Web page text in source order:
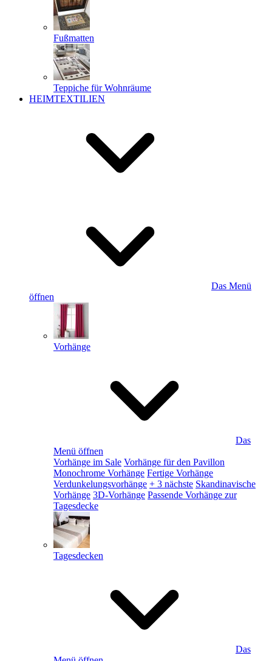
Fußmatten
Teppiche für Wohnräume
HEIMTEXTILIEN
Das Menü
öffnen
Vorhänge
Das
Menü öffnen
Vorhänge im Sale Vorhänge für den Pavillon
Monochrome Vorhänge Fertige Vorhänge
Verdunkelungsvorhänge + 3 nächste Skandinavische
Vorhänge 3D-Vorhänge Passende Vorhänge zur
Tagesdecke
Tagesdecken
Das